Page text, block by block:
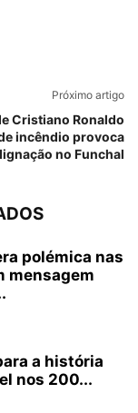
Próximo artigo
Cristiano Ronaldo
incêndio provoca
no Funchal
polémica nas
mensagem
a história
nos 200...